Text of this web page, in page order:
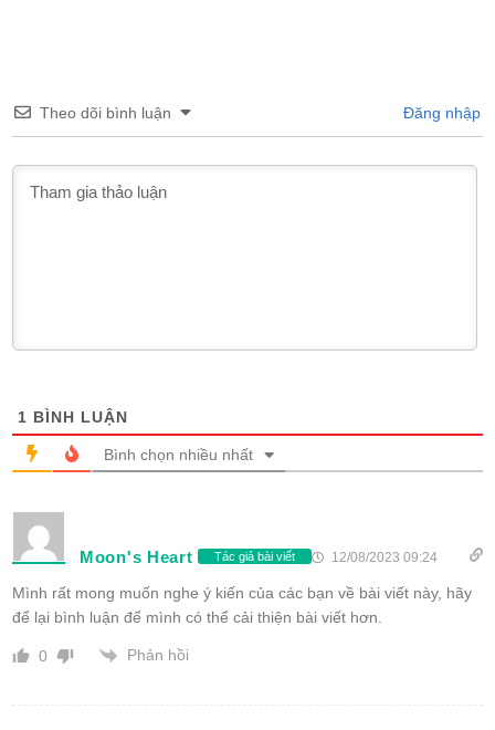
Theo dõi bình luận Đăng nhập
1 BÌNH LUẬN
Bình chọn nhiều nhất
Moon's Heart Tác giả bài viết 12/08/2023 09:24
Mình rất mong muốn nghe ý kiến của các bạn về bài viết này, hãy
để lại bình luận để mình có thể cải thiện bài viết hơn.
0 Phản hồi